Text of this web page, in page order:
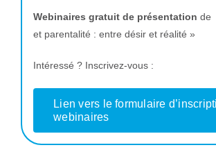
Webinaires gratuit de présentation de
et parentalité : entre désir et réalité »
Intéressé ? Inscrivez-vous :
Lien vers le formulaire
webinaires